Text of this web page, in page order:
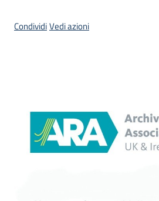
CondividiVedi azioni